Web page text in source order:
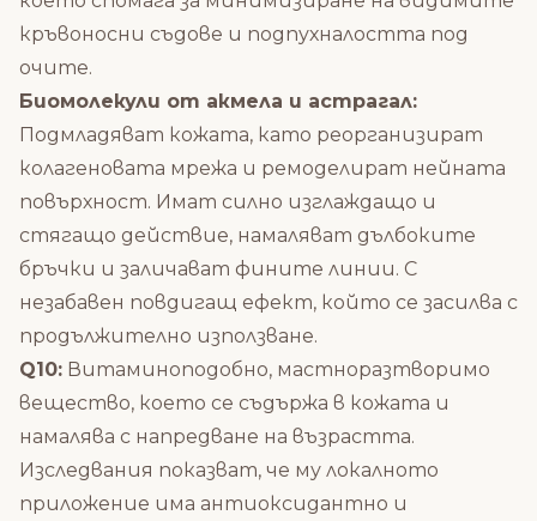
кръвоносни съдове и подпухналостта под
очите.
Биомолекули от акмела и астрагал:
Подмладяват кожата, като реорганизират
колагеновата мрежа и ремоделират нейната
повърхност. Имат силно изглаждащо и
стягащо действие, намаляват дълбоките
бръчки и заличават фините линии. С
незабавен повдигащ ефект, който се засилва с
продължително използване.
Q10: Витаминоподобно, мастноразтворимо
вещество, което се съдържа в кожата и
намалява с напредване на възрастта.
Изследвания показват, че му локалното
приложение има антиоксидантно и